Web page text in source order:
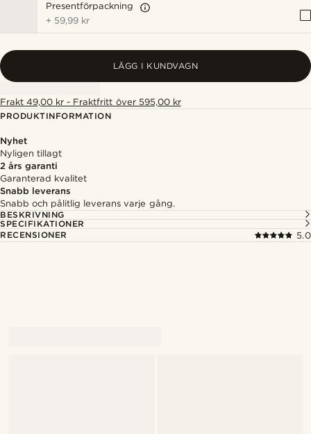
Presentförpackning
+ 59,99 kr
LÄGG I KUNDVAGN
Frakt 49,00 kr - Fraktfritt över 595,00 kr
PRODUKTINFORMATION
Nyhet
Nyligen tillagt
2 års garanti
Garanterad kvalitet
Snabb leverans
Snabb och pålitlig leverans varje gång.
BESKRIVNING
SPECIFIKATIONER
RECENSIONER
5.0